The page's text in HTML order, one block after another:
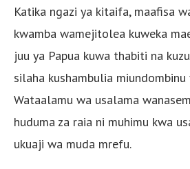
Katika ngazi ya kitaifa, maafisa
kwamba wamejitolea kuweka
juu ya Papua kuwa thabiti na
silaha kushambulia miundombinu
Wataalamu wa usalama
huduma za raia ni muhimu kwa
ukuaji wa muda mrefu.